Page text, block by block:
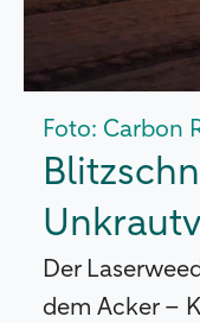
Foto: Carbon
Der
dem Acker –